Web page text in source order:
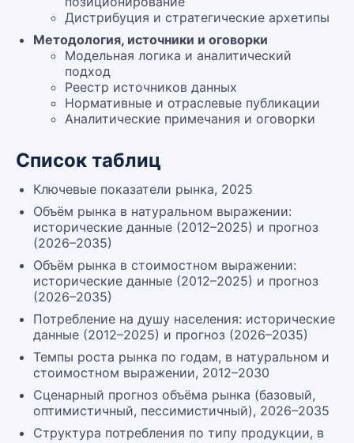
Дистрибуция и стратегические архетипы
Методология, источники и оговорки
Модельная логика и аналитический
подход
Реестр источников данных
Нормативные и отраслевые публикации
Аналитические примечания и оговорки
Список таблиц
Ключевые показатели рынка, 2025
Объём рынка в натуральном выражении:
исторические данные (2012–2025) и прогноз
(2026–2035)
Объём рынка в стоимостном выражении:
исторические данные (2012–2025) и прогноз
(2026–2035)
Потребление на душу населения: исторические
данные (2012–2025) и прогноз (2026–2035)
Темпы роста рынка по годам, в натуральном и
стоимостном выражении, 2012–2030
Сценарный прогноз объёма рынка (базовый,
оптимистичный, пессимистичный), 2026–2035
Структура потребления по типу продукции, в